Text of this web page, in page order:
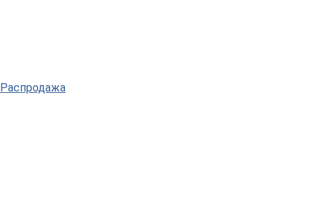
Распродажа